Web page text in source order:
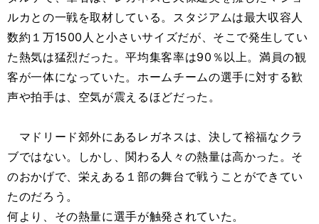
ルカとの一戦を取材している。スタジアムは最大収容人
数約１万1500人と小さいサイズだが、そこで発生してい
た熱気は猛烈だった。平均集客率は90％以上。満員の観
客が一体になっていた。ホームチームの選手に対する歓
声や拍手は、空気が震えるほどだった。
マドリード郊外にあるレガネスは、決して裕福なクラ
ブではない。しかし、関わる人々の熱量は高かった。そ
のおかげで、栄えある１部の舞台で戦うことができてい
たのだろう。
何より、その熱量に選手が触発されていた。